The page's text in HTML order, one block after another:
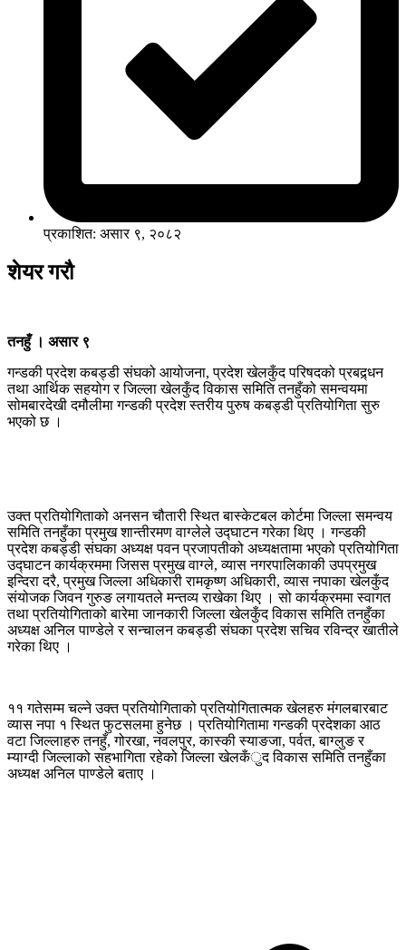
प्रकाशित: असार ९, २०८२
शेयर गरौ
तनहुँ । असार ९
गन्डकी प्रदेश कबड्डी संघको आयोजना, प्रदेश खेलकुँद परिषदको प्रबद्र्धन
तथा आर्थिक सहयोग र जिल्ला खेलकुँद विकास समिति तनहुँको समन्वयमा
सोमबारदेखी दमौलीमा गन्डकी प्रदेश स्तरीय पुरुष कबड्डी प्रतियोगिता सुरु
भएको छ ।
उक्त प्रतियोगिताको अनसन चौतारी स्थित बास्केटबल कोर्टमा जिल्ला समन्वय
समिति तनहुँका प्रमुख शान्तीरमण वाग्लेले उद्घाटन गरेका थिए । गन्डकी
प्रदेश कबड्डी संघका अध्यक्ष पवन प्रजापतीको अध्यक्षतामा भएको प्रतियोगिता
उद्घाटन कार्यक्रममा जिसस प्रमुख वाग्ले, व्यास नगरपालिकाकी उपप्रमुख
इन्दिरा दरै, प्रमुख जिल्ला अधिकारी रामकृष्ण अधिकारी, व्यास नपाका खेलकुँद
संयोजक जिवन गुरुङ लगायतले मन्तव्य राखेका थिए । सो कार्यक्रममा स्वागत
तथा प्रतियोगिताको बारेमा जानकारी जिल्ला खेलकुँद विकास समिति तनहुँका
अध्यक्ष अनिल पाण्डेले र सन्चालन कबड्डी संघका प्रदेश सचिव रविन्द्र खातीले
गरेका थिए ।
११ गतेसम्म चल्ने उक्त प्रतियोगिताको प्रतियोगितात्मक खेलहरु मंगलबारबाट
व्यास नपा १ स्थित फुटसलमा हुनेछ । प्रतियोगितामा गन्डकी प्रदेशका आठ
वटा जिल्लाहरु तनहुँ, गोरखा, नवलपुर, कास्की स्याङजा, पर्वत, बाग्लुङ र
म्याग्दी जिल्लाको सहभागिता रहेको जिल्ला खेलकँुद विकास समिति तनहुँका
अध्यक्ष अनिल पाण्डेले बताए ।